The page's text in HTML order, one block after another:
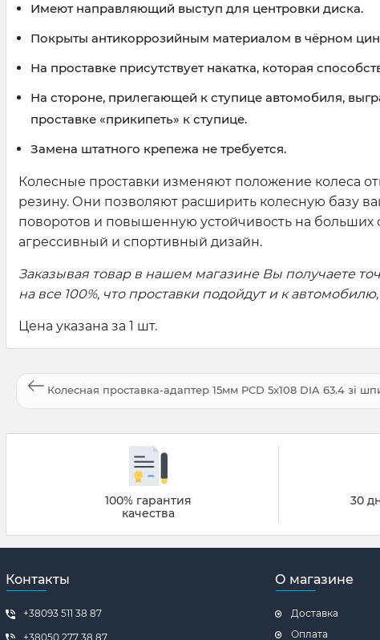
Имеют направляющий выступ для центровки диска.
Покрыты антикоррозийным материалом в чёрном
На проставке присутствует накатка, которая
На стороне, прилегающей к ступице автомобиля,
проставке «прикипеть» к ступице.
Замена штатного крепежа не требуется.
Колесные проставки изменяют положение колеса
резину. Они позволяют расширить колесную базу
поворотов и повышенную устойчивость на больших
агрессивный и спортивный дизайн.
Заказывая товар в нашем магазине Вы получаете
на все 100%, что проставки подойдут и к
Цена указана за 1 шт.
Колесная проставка-адаптер 15мм PCD 5x108 DIA 63.4 зі
100% гарантия
качества
30
Контакты
+38093 511 38 87
+38050 277 38 87
О магазине
Доставка
Оплата